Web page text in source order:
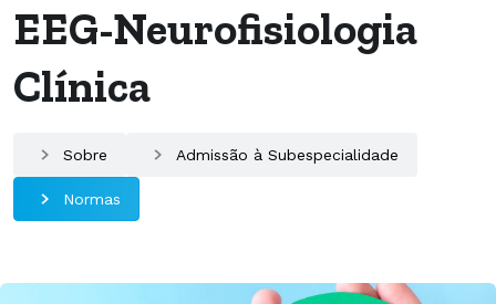
EEG-Neurofisiologia
Clínica
Sobre Admissão à Subespecialidade
Normas